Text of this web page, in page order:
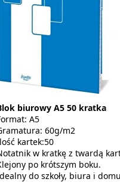
biurowy A5 50 kratka
A5
60g/m2
kartek:50
w kratkę z twardą
po krótszym boku.
do szkoły, biura i